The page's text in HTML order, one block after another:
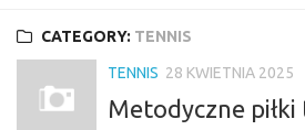
CATEGORY: TENNIS
TENNIS 28 KWIETNIA 2025
Metodyczne